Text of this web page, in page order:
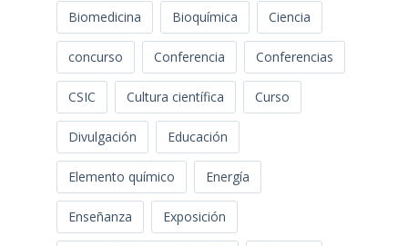
Biomedicina Bioquímica Ciencia
concurso Conferencia Conferencias
CSIC Cultura científica Curso
Divulgación Educación
Elemento químico Energía
Enseñanza Exposición